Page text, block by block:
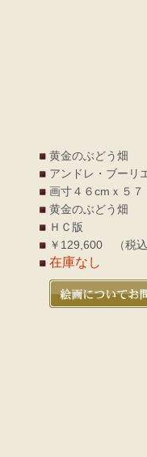
黄金のぶどう畑
アンドレ・ブーリ
画寸４６cmｘ５７
黄金のぶどう畑
ＨＣ版
￥129,600 （税
在庫なし